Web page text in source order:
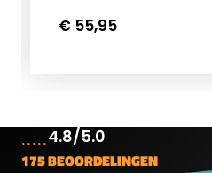
€ 55,95
4.8/5.0
175 BEOORDELINGEN